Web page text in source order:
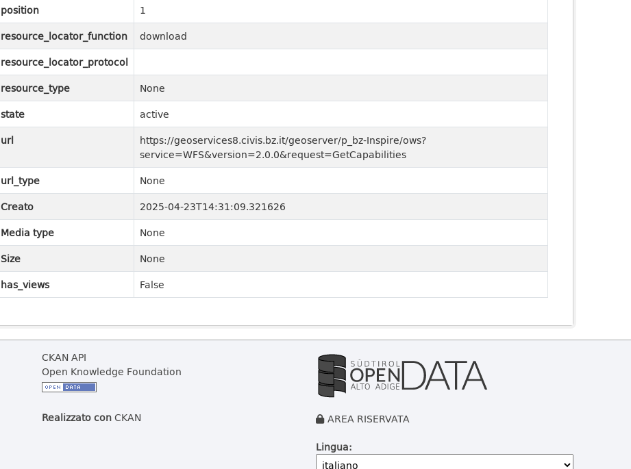
position
1
resource_locator_function
download
resource_locator_protocol
resource_type
None
state
active
url
https://geoservices8.civis.bz.it/geoserver/p_bz-Inspire/ows?
service=WFS&version=2.0.0&request=GetCapabilities
url_type
None
Creato
2025-04-23T14:31:09.321626
Media type
None
Size
None
has_views
False
CKAN API
Open Knowledge Foundation
Realizzato conCKAN
AREA RISERVATA
Lingua